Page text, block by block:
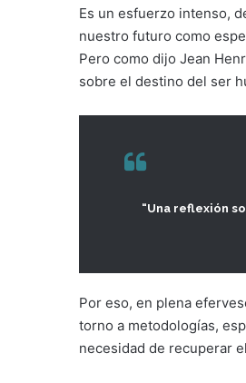
Es un esfuerzo intenso,
nuestro futuro como
Pero como dijo Jean
sobre el destino del ser
“Una reflexión
Por eso, en plena
torno a metodologías,
necesidad de recuperar